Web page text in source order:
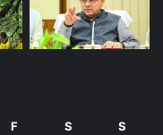
F S S